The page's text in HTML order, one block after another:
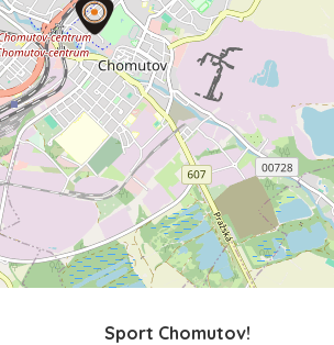
Sport Chomutov!